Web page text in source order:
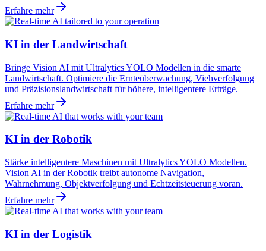
Erfahre mehr
KI in der Landwirtschaft
Bringe Vision AI mit Ultralytics YOLO Modellen in die smarte
Landwirtschaft. Optimiere die Ernteüberwachung, Viehverfolgung
und Präzisionslandwirtschaft für höhere, intelligentere Erträge.
Erfahre mehr
KI in der Robotik
Stärke intelligentere Maschinen mit Ultralytics YOLO Modellen.
Vision AI in der Robotik treibt autonome Navigation,
Wahrnehmung, Objektverfolgung und Echtzeitsteuerung voran.
Erfahre mehr
KI in der Logistik